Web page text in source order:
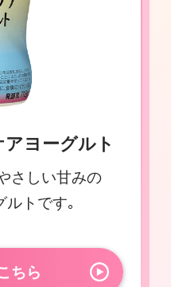
ヨーグルト
さしい甘みの
ルトです｡
ちら